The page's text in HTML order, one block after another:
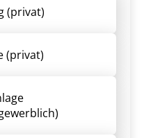
(privat)
(privat)